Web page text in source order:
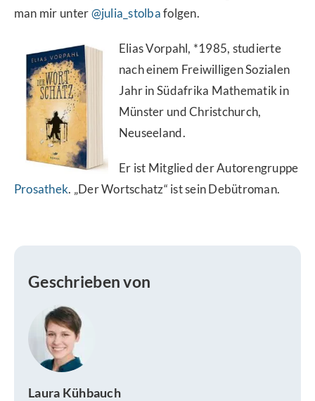
man mir unter@julia_stolbafolgen.
Elias Vorpahl, *1985, studierte
nach einem Freiwilligen Sozialen
Jahr in Südafrika Mathematik in
Münster und Christchurch,
Neuseeland.
Er ist Mitglied der Autorengruppe
Prosathek. „Der Wortschatz“ ist sein Debütroman.
Geschrieben von
Laura Kühbauch